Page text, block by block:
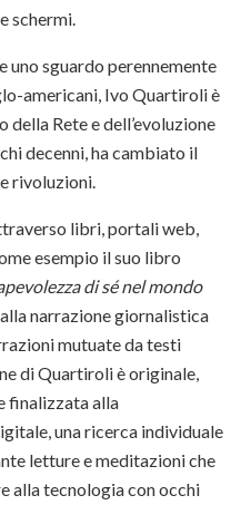
schermi.
uno sguardo perennemente
americani, Ivo Quartiroli è
Rete e dell’evoluzione
decenni, ha cambiato il
rivoluzioni.
libri, portali web,
esempio il suo libro
di sé nel mondo
narrazione giornalistica
mutuate da testi
di Quartiroli è originale,
finalizzata alla
una ricerca individuale
letture e meditazioni che
alla tecnologia con occhi